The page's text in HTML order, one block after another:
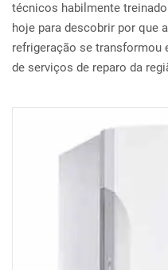
técnicos habilmente
hoje para descobrir por que a
refrigeração se transformou
de serviços de reparo da